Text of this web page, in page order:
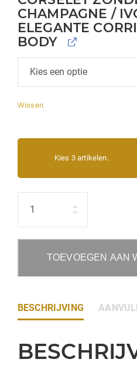
CHAMPAGNE /
ELEGANTE
BODY
Wissen
Kies 3 artikelen.
TOEVOEGEN AAN
BESCHRIJVING